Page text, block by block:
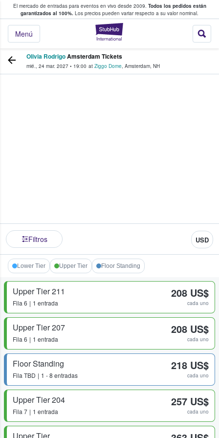
El mercado de entradas para eventos en vivo desde 2009. Todos los pedidos están
garantizados al 100%. Los precios pueden variar respecto a su valor nominal.
StubHub:
Menú
y venta de entradas entre fans
Olivia RodrigoAmsterdam Tickets
mié., 24 mar. 2027 • 19:00 at Ziggo Dome, Amsterdam, NH
Filtros USD
Lower Tier Upper Tier Floor Standing
Upper Tier 211
Fila 6 1 entrada
208 US$
cada uno
Upper Tier 207
Fila 6 1 entrada
208 US$
cada uno
Floor Standing
Fila TBD 1 - 8 entradas
218 US$
cada uno
Upper Tier 204
Fila 7 1 entrada
257 US$
cada uno